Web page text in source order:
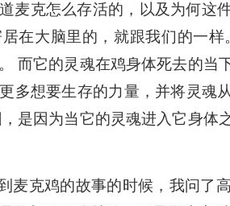
麦克怎么存活的，以及为何这
在大脑里的，就跟我们的一
而它的灵魂在鸡身体死去的当
多想要生存的力量，并将灵魂
是因为当它的灵魂进入它身体
麦克鸡的故事的时候，我问了